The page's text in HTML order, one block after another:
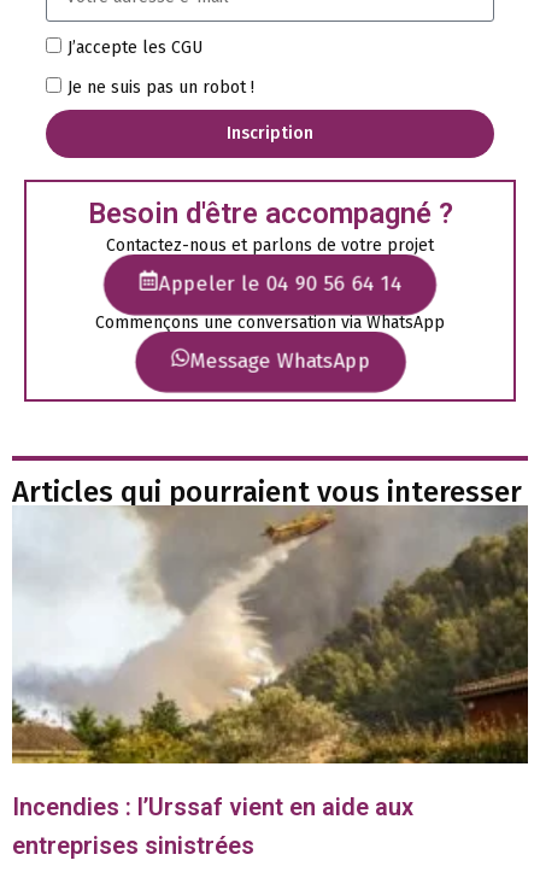
J’accepte les CGU
Je ne suis pas un robot !
Inscription
Besoin d'être accompagné ?
Contactez-nous et parlons de votre projet
Appeler le 04 90 56 64 14
Commençons une conversation via WhatsApp
Message WhatsApp
Articles qui pourraient vous interesser
Incendies : l’Urssaf vient en aide aux
entreprises sinistrées